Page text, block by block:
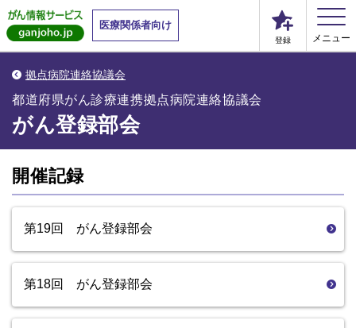
医療関係者向け
登録 メニュー
拠点病院連絡協議会
都道府県がん診療連携拠点病院連絡協議会
がん登録部会
開催記録
第19回 がん登録部会
第18回 がん登録部会